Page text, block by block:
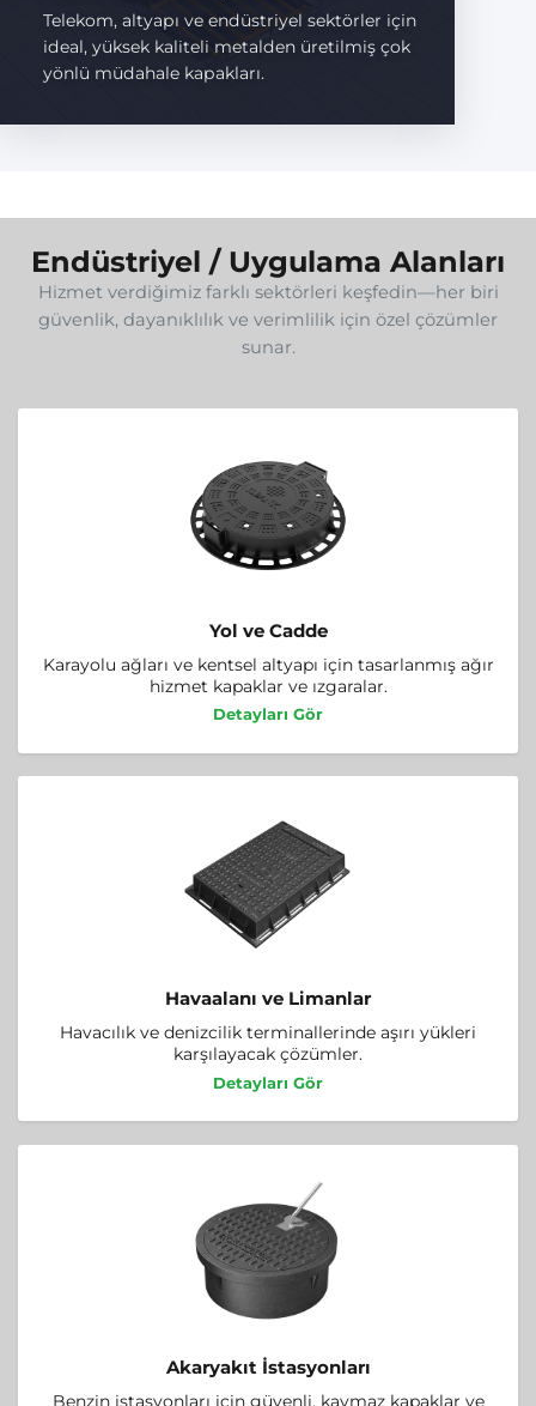
Telekom, altyapı ve endüstriyel sektörler için
ideal, yüksek kaliteli metalden üretilmiş çok
yönlü müdahale kapakları.
Endüstriyel / Uygulama Alanları
Hizmet verdiğimiz farklı sektörleri keşfedin—her biri
güvenlik, dayanıklılık ve verimlilik için özel çözümler
sunar.
Yol ve Cadde
Karayolu ağları ve kentsel altyapı için tasarlanmış ağır
hizmet kapaklar ve ızgaralar.
Detayları Gör
Havaalanı ve Limanlar
Havacılık ve denizcilik terminallerinde aşırı yükleri
karşılayacak çözümler.
Detayları Gör
Akaryakıt İstasyonları
Benzin istasyonları için güvenli, kaymaz kapaklar ve